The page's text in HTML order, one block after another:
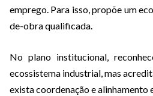
emprego. Para isso, propõe um
de-obra qualificada.
No plano institucional,
ecossistema industrial, mas
exista coordenação e